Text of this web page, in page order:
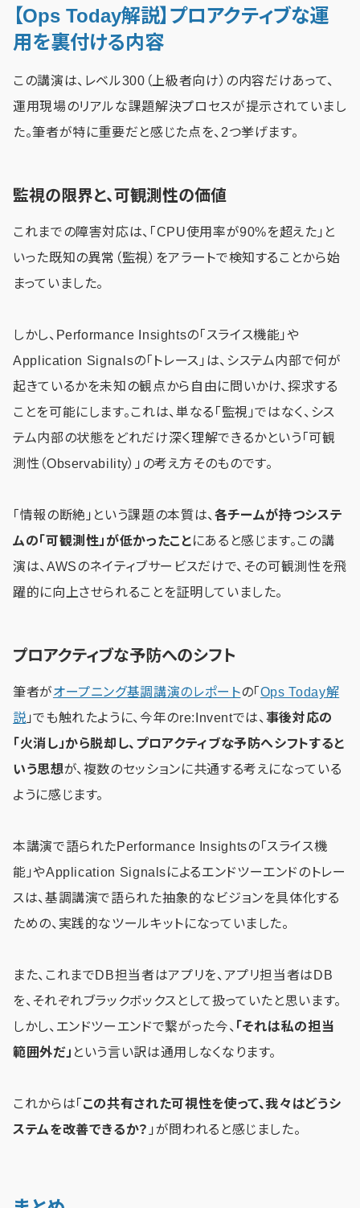
【Ops Today解説】プロアクティブな運
用を裏付ける内容
この講演は、レベル300（上級者向け）の内容だけあって、
運用現場のリアルな課題解決プロセスが提示されていまし
た。筆者が特に重要だと感じた点を、2つ挙げます。
監視の限界と、可観測性の価値
これまでの障害対応は、「CPU使用率が90%を超えた」と
いった既知の異常（監視）をアラートで検知することから始
まっていました。
しかし、Performance Insightsの「スライス機能」や
Application Signalsの「トレース」は、システム内部で何が
起きているかを未知の観点から自由に問いかけ、探求する
ことを可能にします。これは、単なる「監視」ではなく、シス
テム内部の状態をどれだけ深く理解できるかという「可観
測性（Observability）」の考え方そのものです。
「情報の断絶」という課題の本質は、 各チームが持つシステ
ムの「可観測性」が低かったことにあると感じます。この講
演は、AWSのネイティブサービスだけで、その可観測性を飛
躍的に向上させられることを証明していました。
プロアクティブな予防へのシフト
筆者がオープニング基調講演のレポートの「 Ops Today解
説 」でも触れたように、今年のre:Inventでは、 事後対応の
「火消し」から脱却し、プロアクティブな予防へシフトすると
いう思想が、複数のセッションに共通する考えになっている
ように感じます。
本講演で語られたPerformance Insightsの「スライス機
能」やApplication Signalsによるエンドツーエンドのトレー
スは、基調講演で語られた抽象的なビジョンを具体化する
ための、実践的なツールキットになっていました。
また、これまでDB担当者はアプリを、アプリ担当者はDB
を、それぞれブラックボックスとして扱っていたと思います。
しかし、エンドツーエンドで繋がった今、 「それは私の担当
範囲外だ」 という言い訳は通用しなくなります。
これからは「 この共有された可視性を使って、我々はどうシ
ステムを改善できるか？ 」が問われると感じました。